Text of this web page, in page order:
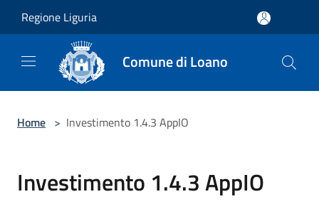
Regione Liguria
Comune di Loano
Home > Investimento 1.4.3 AppIO
Investimento 1.4.3 AppIO